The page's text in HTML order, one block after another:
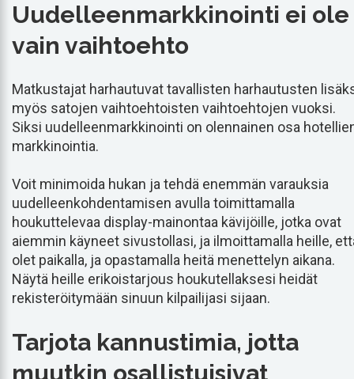
Uudelleenmarkkinointi ei ole
vain vaihtoehto
Matkustajat harhautuvat tavallisten harhautusten
myös satojen vaihtoehtoisten vaihtoehtojen vuoksi.
Siksi uudelleenmarkkinointi on olennainen osa
markkinointia.
Voit minimoida hukan ja tehdä enemmän varauksia
uudelleenkohdentamisen avulla toimittamalla
houkuttelevaa display-mainontaa kävijöille, jotka ovat
aiemmin käyneet sivustollasi, ja ilmoittamalla heille,
olet paikalla, ja opastamalla heitä menettelyn aikana.
Näytä heille erikoistarjous houkutellaksesi heidät
rekisteröitymään sinuun kilpailijasi sijaan.
Tarjota kannustimia, jotta
muutkin osallistuisivat